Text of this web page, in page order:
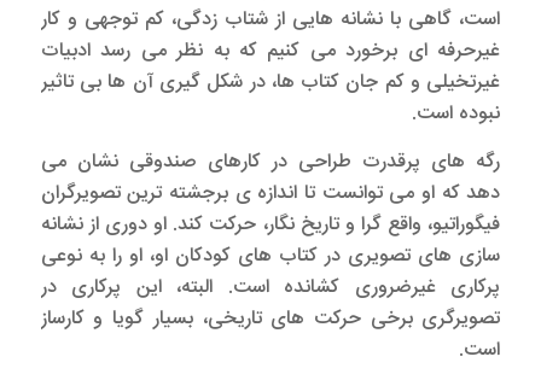
است، گاهی با نشانه هایی از شتاب زدگی، کم توجهی و کار
غیرحرفه ای برخورد می کنیم که به نظر می رسد ادبیات
غیرتخیلی و کم جان کتاب ها، در شکل گیری آن ها بی تاثیر
نبوده است.
رگه های پرقدرت طراحی در کارهای صندوقی نشان می
دهد که او می توانست تا اندازه ی برجشته ترین تصویرگران
فیگوراتیو، واقع گرا و تاریخ نگار، حرکت کند. او دوری از نشانه
سازی های تصویری در کتاب های کودکان او، او را به نوعی
پرکاری غیرضروری کشانده است. البته، این پرکاری در
تصویرگری برخی حرکت های تاریخی، بسیار گویا و کارساز
است.